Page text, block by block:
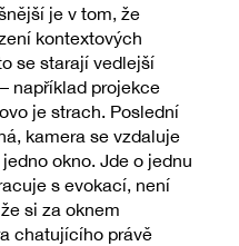
je v tom, že
kontextových
se starají vedlejší
například projekce
je strach. Poslední
kamera se vzdaluje
okno. Jde o jednu
s evokací, není
si za oknem
chatujícího právě